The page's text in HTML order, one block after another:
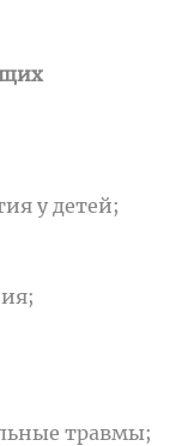
у детей;
травмы;